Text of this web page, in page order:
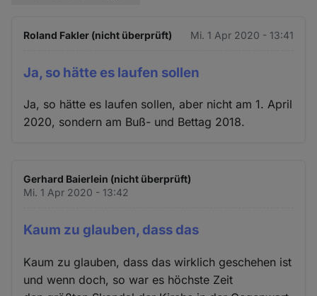
Roland Fakler (nicht überprüft) Mi. 1 Apr 2020 - 13:41
Ja, so hätte es laufen sollen
Ja, so hätte es laufen sollen, aber nicht am 1. April
2020, sondern am Buß- und Bettag 2018.
Gerhard Baierlein (nicht überprüft)
Mi. 1 Apr 2020 - 13:42
Kaum zu glauben, dass das
Kaum zu glauben, dass das wirklich geschehen ist
und wenn doch, so war es höchste Zeit